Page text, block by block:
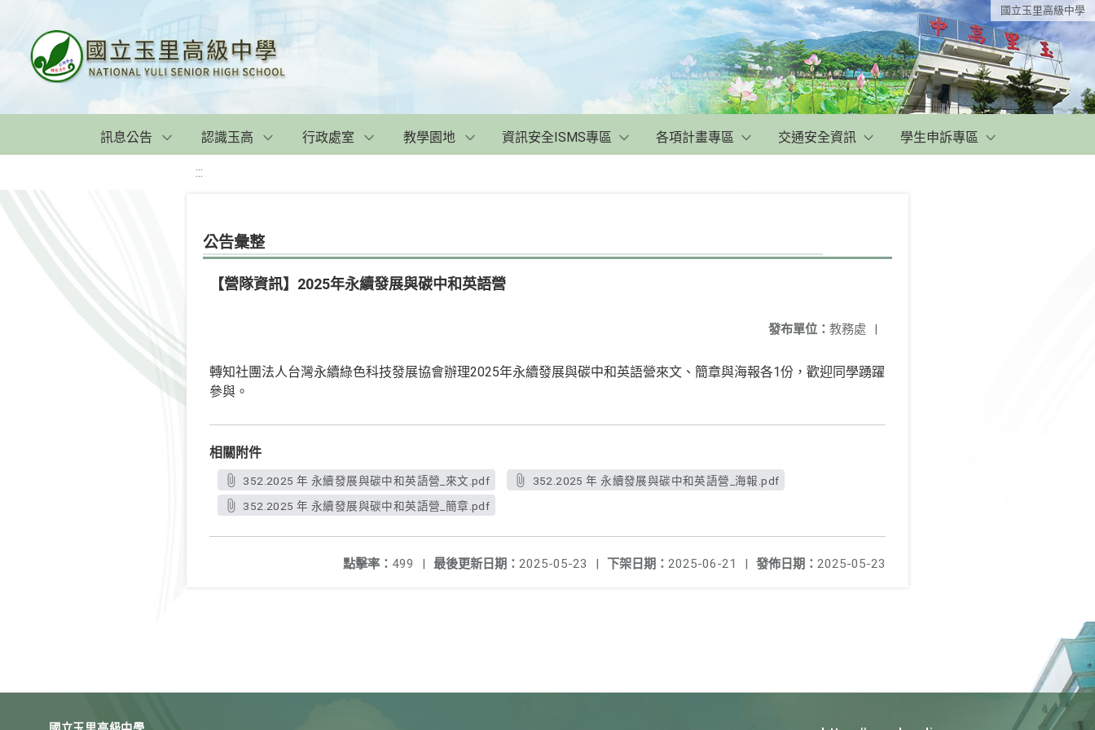
國立玉里高級中學
訊息公告 認識玉高 行政處室 教學園地 資訊安全ISMS專區 各項計畫專區 交通安全資訊 學生申訴專區
:::
公告彙整
【營隊資訊】2025年永續發展與碳中和英語營
發布單位： 教務處 |
轉知社團法人台灣永續綠色科技發展協會辦理2025年永續發展與碳中和英語營來文、簡章與海報各1份，歡迎同學踴躍
參與。
相關附件
352.2025 年 永續發展與碳中和英語營_來文.pdf
352.2025 年 永續發展與碳中和英語營_海報.pdf
352.2025 年 永續發展與碳中和英語營_簡章.pdf
發佈日期： 2025-05-23
下架日期： 2025-06-21 |
最後更新日期： 2025-05-23 |
點擊率： 499 |